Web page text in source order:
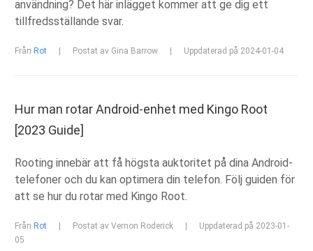
användning? Det här inlägget kommer att ge dig ett
tillfredsställande svar.
Från Rot Postat av Gina Barrow Uppdaterad på 2024-01-04
Hur man rotar Android-enhet med Kingo Root
[2023 Guide]
Rooting innebär att få högsta auktoritet på dina Android-
telefoner och du kan optimera din telefon. Följ guiden för
att se hur du rotar med Kingo Root.
Från Rot Postat av Vernon Roderick
Uppdaterad på 2023-01-
05